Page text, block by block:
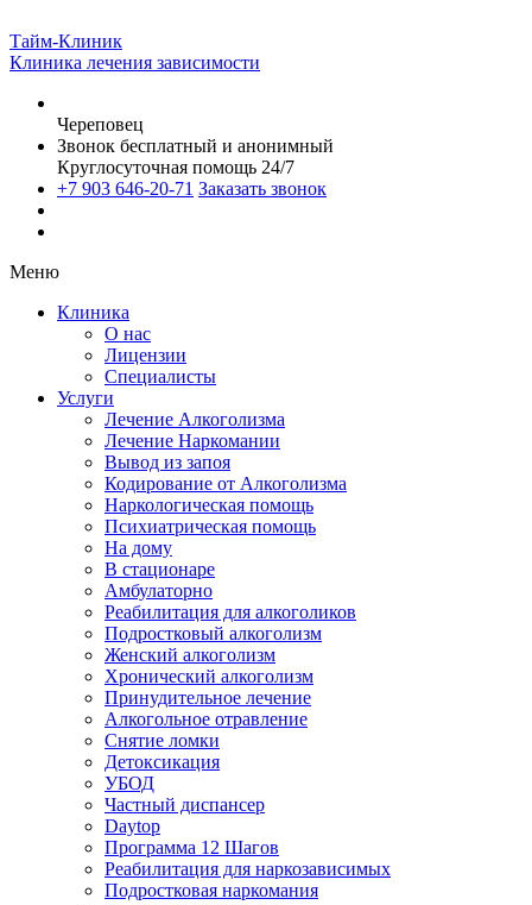
Тайм-Клиник
Клиника лечения зависимости
Череповец
Звонок бесплатный и анонимный
Круглосуточная помощь 24/7
+7 903 646-20-71 Заказать звонок
Меню
Клиника
О нас
Лицензии
Специалисты
Услуги
Лечение Алкоголизма
Лечение Наркомании
Вывод из запоя
Кодирование от Алкоголизма
Наркологическая помощь
Психиатрическая помощь
На дому
В стационаре
Амбулаторно
Реабилитация для алкоголиков
Подростковый алкоголизм
Женский алкоголизм
Хронический алкоголизм
Принудительное лечение
Алкогольное отравление
Снятие ломки
Детоксикация
УБОД
Частный диспансер
Daytop
Программа 12 Шагов
Реабилитация для наркозависимых
Подростковая наркомания